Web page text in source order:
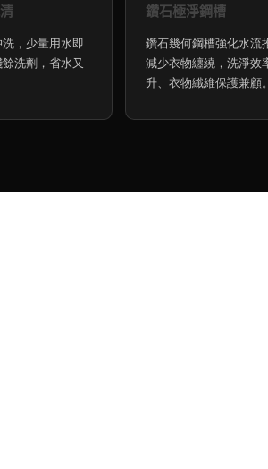
，少量用水即
洗劑，省水又
鑽石極淨鋼槽
鑽石幾何鋼槽強化水流
減少衣物纏繞，洗淨效
升、衣物纖維保護兼顧。